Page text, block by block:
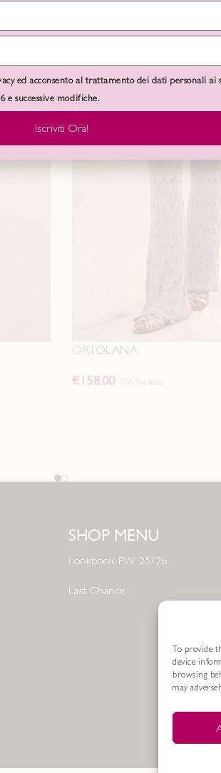
To provide
device
browsing
may
ORTOLANA
€ 158.00
SHOP MENU
Lookbook FW 25/26
Last Chance
ed acconsento al trattamento dei dati personali ai
e successive modifiche.
Iscriviti Ora!